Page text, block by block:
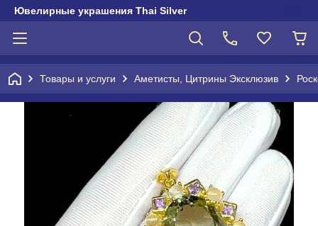
Ювелирные украшения Thai Silver
Товары и услуги Аметисты, Цитрины Эксклюзив